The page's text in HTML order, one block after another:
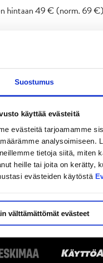
Suostumus
käyttää evästeitä
evästeitä tarjoamamme
analysoimiseen.
tietoja siitä, miten
heille tai joita on kerätty,
evästeiden käytöstä
välttämättömät evästeet
hintaan 49 € (norm. 69